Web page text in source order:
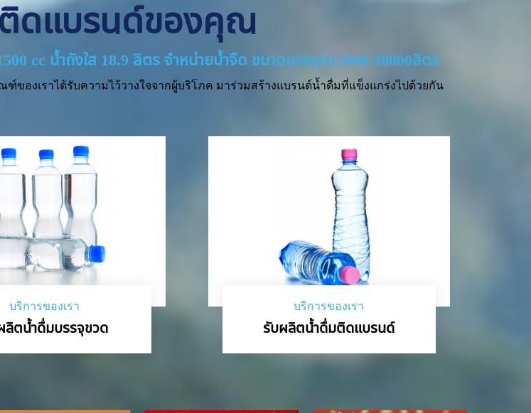
ดแบรนด์ของคุณ
cc น้ำถังใส 18.9 ลิตร จำหน่ายน้ำจืด ขนาดบรรทุก15000-30000ลิตร
องเราได้รับความไว้วางใจจากผู้บริโภค มาร่วมสร้างแบรนด์น้ำดื่มที่แข็งแกร่งไปด้วยกัน
บริการของเรา
ลิตน้ำดื่มบรรจุขวด
บริการของเรา
รับผลิตน้ำดื่มติดแบรนด์